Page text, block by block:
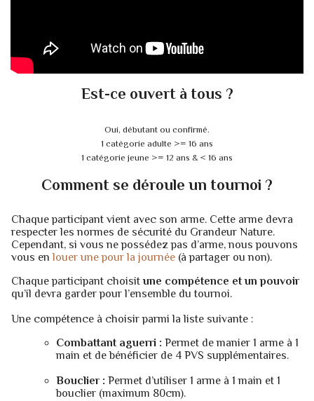
Est-ce ouvert à tous ?
Oui, débutant ou confirmé.
1 catégorie adulte >= 16 ans
1 catégorie jeune >= 12 ans & < 16 ans
Comment se déroule un tournoi ?
Chaque participant vient avec son arme. Cette arme devra
respecter les normes de sécurité du Grandeur Nature.
Cependant, si vous ne possédez pas d’arme, nous pouvons
vous enlouer une pour la journée (à partager ou non).
Chaque participant choisitune compétence et un pouvoir
qu’il devra garder pour l’ensemble du tournoi.
Une compétence à choisir parmi la liste suivante :
Combattant aguerri : Permet de manier 1 arme à 1
main et de bénéficier de 4 PVS supplémentaires.
Bouclier : Permet d’utiliser 1 arme à 1 main et 1
bouclier (maximum 80cm).